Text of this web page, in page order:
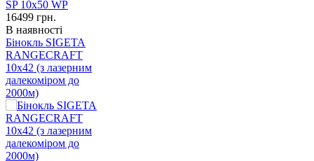
16499 грн.
В наявності
Бінокль SIGETA
RANGECRAFT
10x42 (з лазерним
далекоміром до
2000м)